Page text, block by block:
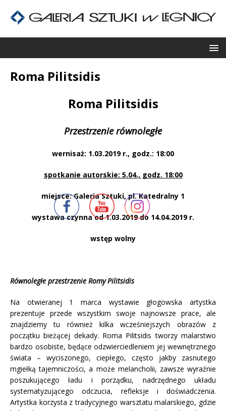
Roma Pilitsidis
Roma Pilitsidis
Przestrzenie równoległe
wernisaż: 1.03.2019 r., godz.: 18:00
spotkanie autorskie: 5.04., godz. 18:00
miejsce: Galeria Sztuki, pl. Katedralny 1
wystawa czynna od 1.03.2019 do 14.04.2019 r.
wstęp wolny
Równoległe przestrzenie Romy Pilitsidis
Na otwieranej 1 marca wystawie głogowska artystka
prezentuje przede wszystkim swoje najnowsze prace, ale
znajdziemy tu również kilka wcześniejszych obrazów z
początku bieżącej dekady. Roma Pilitsidis tworzy malarstwo
bardzo osobiste, będące odzwierciedleniem jej wewnętrznego
świata – wyciszonego, ciepłego, często jakby zasnutego
mgiełką tajemniczości, a może melancholii, zawsze wyraźnie
poszukującego ładu i porządku, nadrzędnego układu
systematyzującego odczucia, refleksje i doświadczenia.
Artystka korzysta z tradycyjnego warsztatu malarskiego, gdzie